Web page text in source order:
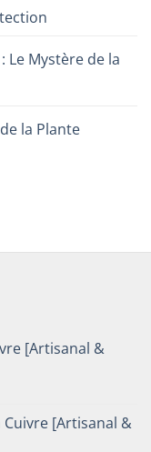
Le Mystère de la
la Plante
[Artisanal &
[Artisanal &